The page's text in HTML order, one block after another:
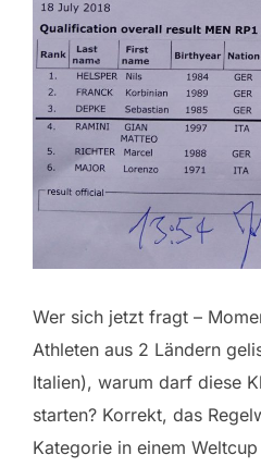
Wer sich jetzt fragt –
Athleten aus 2 Ländern
Italien), warum darf diese
starten? Korrekt, das
Kategorie in einem